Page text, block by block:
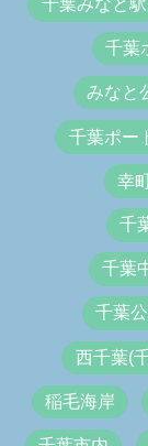
千葉みなと駅
千葉
みなと
千葉ポー
幸
千
千葉
千葉
西千葉(
稲毛海岸